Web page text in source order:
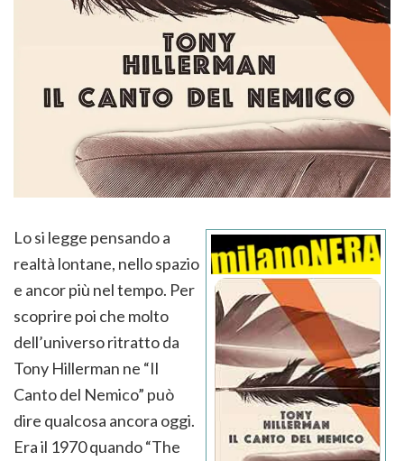
Lo si legge pensando a
realtà lontane, nello spazio
e ancor più nel tempo. Per
scoprire poi che molto
dell’universo ritratto da
Tony Hillerman ne “Il
Canto del Nemico” può
dire qualcosa ancora oggi.
Era il 1970 quando “The